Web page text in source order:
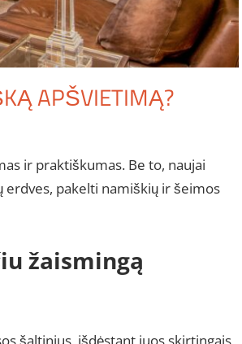
APŠVIETIMĄ?
ir praktiškumas. Be to, naujai
pakelti namiškių ir šeimos
žaismingą